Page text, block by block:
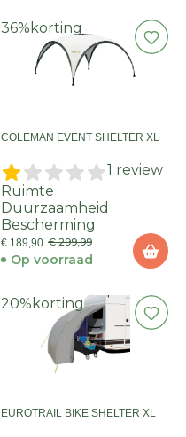
36% korting
COLEMAN EVENT SHELTER XL
1 review
Ruimte
Duurzaamheid
Bescherming
€ 189,90 € 299,99
Op voorraad
20% korting
EUROTRAIL BIKE SHELTER XL